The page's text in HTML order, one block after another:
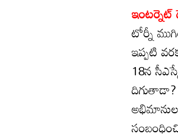
ఇంటర్నెట్
టోర్నీ
ఇప్పటి
18న